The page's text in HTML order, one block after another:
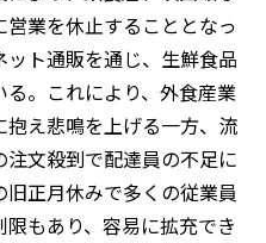
業を休止することとなっ
ト通販を通じ、生鮮食品
。これにより、外食産業
え悲鳴を上げる一方、流
文殺到で配達員の不足に
正月休みで多くの従業員
もあり、容易に拡充でき